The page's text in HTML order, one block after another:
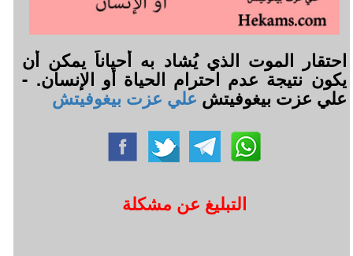
احتقار الموت الذي يُشاد به أحياناً يمكن أن
يكون نتيجة عدم احترام الحياة أو الإنسان. -
علي عزت بيغوفيتش علي عزت بيغوفيتش
التبليغ عن مشكلة